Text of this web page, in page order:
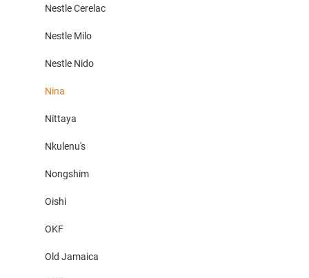
Nestle Cerelac
Nestle Milo
Nestle Nido
Nina
Nittaya
Nkulenu's
Nongshim
Oishi
OKF
Old Jamaica